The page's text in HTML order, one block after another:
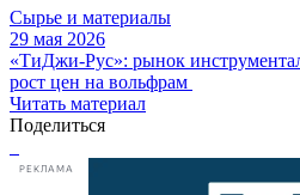
Сырье и материалы
29 мая 2026
«ТиДжи-Рус»: рынок
рост цен на вольфрам
Читать материал
Поделиться
РЕКЛАМА